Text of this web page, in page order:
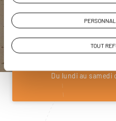
TOUT
ou
Construisez votre voyage
01 85
Du lundi au samedi